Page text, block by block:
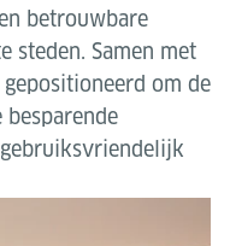
betrouwbare
steden. Samen met
om de